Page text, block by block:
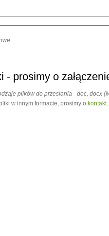
- prosimy o
plików do przesłania - doc, docx
w innym formacie, prosimy o kontakt.